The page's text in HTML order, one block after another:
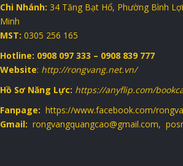
Chi Nhánh: 34 Tăng Bạt Hổ, Phường Bình
Minh
MST: 0305 256 165
Hotline: 0908 097 333 – 0908 839 777
Website: http://rongvang.net.vn/
Hồ Sơ Năng Lực: https://anyflip.com/
Fanpage: https://www.facebook.com/
Gmail: rongvangquangcao@gmail.com,